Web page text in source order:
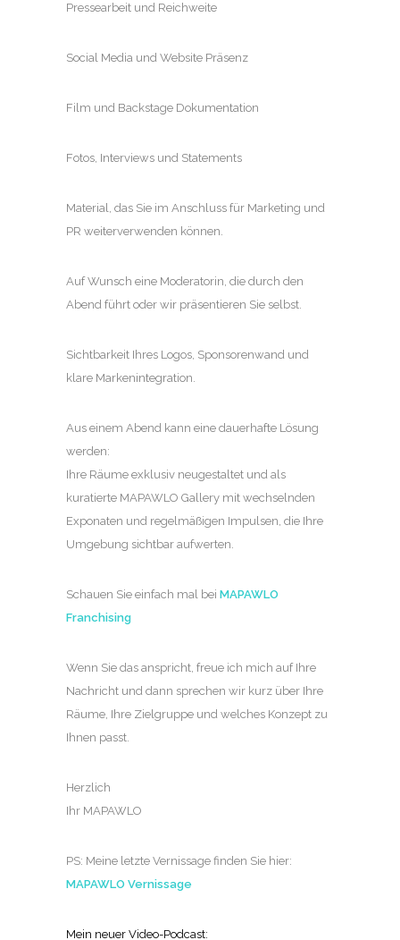
Pressearbeit und Reichweite
Social Media und Website Präsenz
Film und Backstage Dokumentation
Fotos, Interviews und Statements
Material, das Sie im Anschluss für Marketing und
PR weiterverwenden können.
Auf Wunsch eine Moderatorin, die durch den
Abend führt oder wir präsentieren Sie selbst.
Sichtbarkeit Ihres Logos, Sponsorenwand und
klare Markenintegration.
Aus einem Abend kann eine dauerhafte Lösung
werden:
Ihre Räume exklusiv neugestaltet und als
kuratierte MAPAWLO Gallery mit wechselnden
Exponaten und regelmäßigen Impulsen, die Ihre
Umgebung sichtbar aufwerten.
Schauen Sie einfach mal bei MAPAWLO
Franchising
Wenn Sie das anspricht, freue ich mich auf Ihre
Nachricht und dann sprechen wir kurz über Ihre
Räume, Ihre Zielgruppe und welches Konzept zu
Ihnen passt.
Herzlich
Ihr MAPAWLO
PS: Meine letzte Vernissage finden Sie hier:
MAPAWLO Vernissage
Mein neuer Video-Podcast: